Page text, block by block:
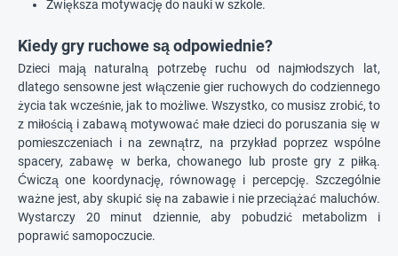
Zwiększa motywację do nauki w szkole.
Kiedy gry ruchowe są odpowiednie?
Dzieci mają naturalną potrzebę ruchu od najmłodszych lat,
dlatego sensowne jest włączenie gier ruchowych do codziennego
życia tak wcześnie, jak to możliwe. Wszystko, co musisz zrobić, to
z miłością i zabawą motywować małe dzieci do poruszania się w
pomieszczeniach i na zewnątrz, na przykład poprzez wspólne
spacery, zabawę w berka, chowanego lub proste gry z piłką.
Ćwiczą one koordynację, równowagę i percepcję. Szczególnie
ważne jest, aby skupić się na zabawie i nie przeciążać maluchów.
Wystarczy 20 minut dziennie, aby pobudzić metabolizm i
poprawić samopoczucie.